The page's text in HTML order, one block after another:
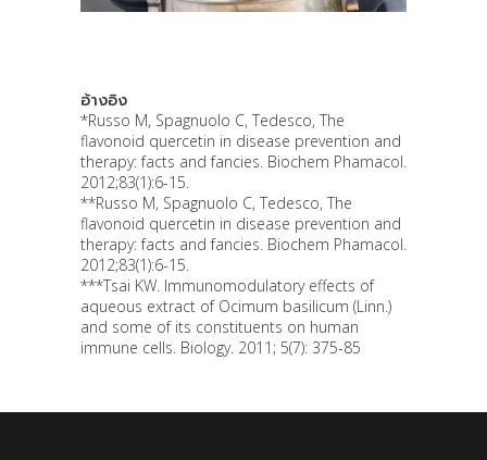
อ้างอิง
*Russo M, Spagnuolo C, Tedesco, The
flavonoid quercetin in disease prevention and
therapy: facts and fancies. Biochem Phamacol.
2012;83(1):6-15.
**Russo M, Spagnuolo C, Tedesco, The
flavonoid quercetin in disease prevention and
therapy: facts and fancies. Biochem Phamacol.
2012;83(1):6-15.
***Tsai KW. Immunomodulatory effects of
aqueous extract of Ocimum basilicum (Linn.)
and some of its constituents on human
immune cells. Biology. 2011; 5(7): 375-85